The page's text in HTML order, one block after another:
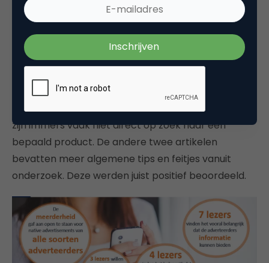
politieke partijen te willen zien.
We lieten lezers ook nog tijdens het gesprek naar
drie verschillende gesponsorde artikelen kijken. In
centraal in de tekst. Dit artikel werd over het
algemeen als het minst waardevol gezien. Lezers
zijn immers vaak niet direct op zoek naar een
bepaald product. De andere twee artikelen
bevatten meer algemene tips en feitjes vanuit
onderzoek. Deze werden juist positief beoordeeld.